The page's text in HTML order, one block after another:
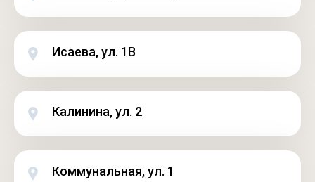
Исаева, ул. 1В
Калинина, ул. 2
Коммунальная, ул. 1